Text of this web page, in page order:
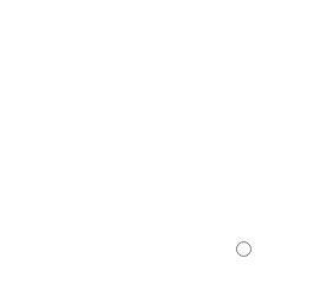
Octane